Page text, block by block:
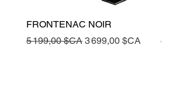
FRONTENAC NOIR
Prix original
5 199,00 $CA Prix promotionnel
3 699,00 $CA
Prix
5